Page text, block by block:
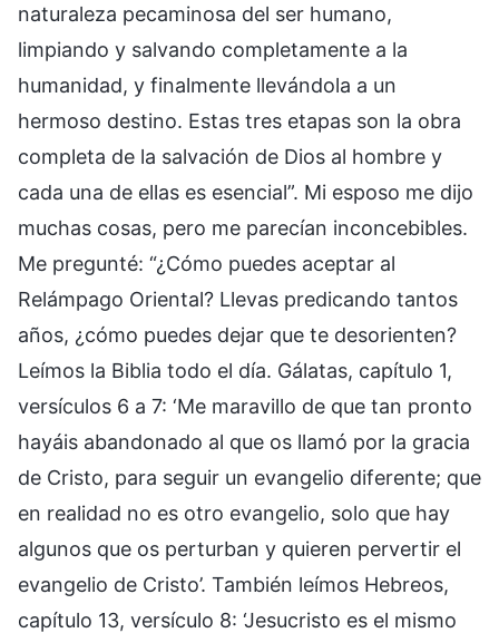
naturaleza pecaminosa del ser humano,
limpiando y salvando completamente a la
humanidad, y finalmente llevándola a un
hermoso destino. Estas tres etapas son la obra
completa de la salvación de Dios al hombre y
cada una de ellas es esencial”. Mi esposo me dijo
muchas cosas, pero me parecían inconcebibles.
Me pregunté: “¿Cómo puedes aceptar al
Relámpago Oriental? Llevas predicando tantos
años, ¿cómo puedes dejar que te desorienten?
Leímos la Biblia todo el día. Gálatas, capítulo 1,
versículos 6 a 7: ‘Me maravillo de que tan pronto
hayáis abandonado al que os llamó por la gracia
de Cristo, para seguir un evangelio diferente; que
en realidad no es otro evangelio, solo que hay
algunos que os perturban y quieren pervertir el
evangelio de Cristo’. También leímos Hebreos,
capítulo 13, versículo 8: ‘Jesucristo es el mismo